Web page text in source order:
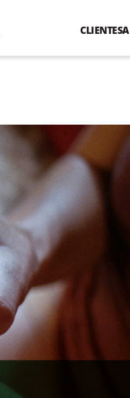
CLIENTESA